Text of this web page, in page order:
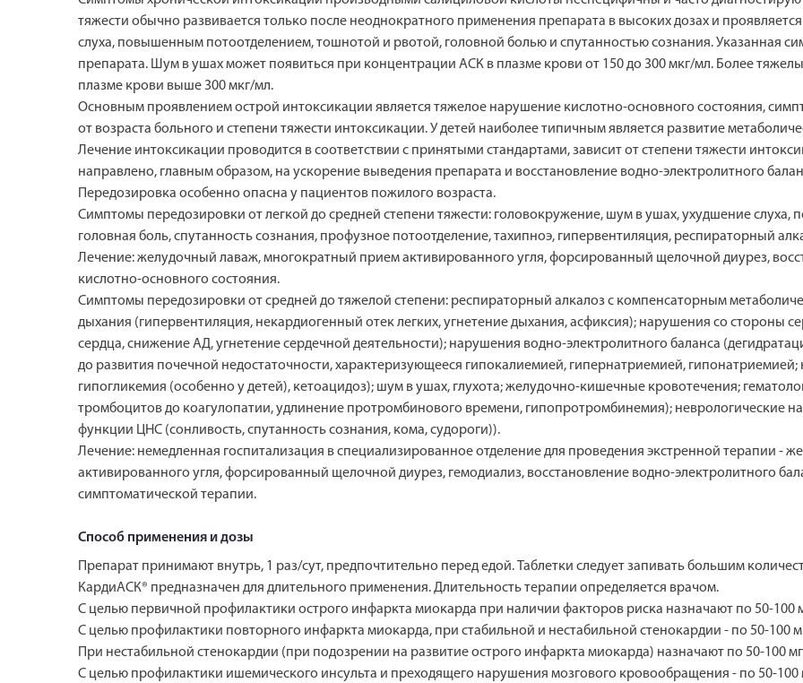
тяжести обычно развивается только после неоднократного применения препарата в высоких дозах и
слуха, повышенным потоотделением, тошнотой и рвотой, головной болью и спутанностью сознания. Указанная
препарата. Шум в ушах может появиться при концентрации АСК в плазме крови от 150 до 300 мкг/мл. Более
плазме крови выше 300 мкг/мл.
Основным проявлением острой интоксикации является тяжелое нарушение кислотно-основного состояния,
от возраста больного и степени тяжести интоксикации. У детей наиболее типичным является развитие
Лечение интоксикации проводится в соответствии с принятыми стандартами, зависит от степени тяжести
направлено, главным образом, на ускорение выведения препарата и восстановление водно-электролитного
Передозировка особенно опасна у пациентов пожилого возраста.
Симптомы передозировки от легкой до средней степени тяжести: головокружение, шум в ушах, ухудшение слуха,
головная боль, спутанность сознания, профузное потоотделение, тахипноэ, гипервентиляция, респираторный
Лечение: желудочный лаваж, многократный прием активированного угля, форсированный щелочной диурез,
кислотно-основного состояния.
Симптомы передозировки от средней до тяжелой степени: респираторный алкалоз с компенсаторным
дыхания (гипервентиляция, некардиогенный отек легких, угнетение дыхания, асфиксия); нарушения со стороны
сердца, снижение АД, угнетение сердечной деятельности); нарушения водно-электролитного баланса
до развития почечной недостаточности, характеризующееся гипокалиемией, гипернатриемией,
гипогликемия (особенно у детей), кетоацидоз); шум в ушах, глухота; желудочно-кишечные кровотечения;
тромбоцитов до коагулопатии, удлинение протромбинового времени, гипопротромбинемия); неврологические
функции ЦНС (сонливость, спутанность сознания, кома, судороги)).
Лечение: немедленная госпитализация в специализированное отделение для проведения экстренной терапии -
активированного угля, форсированный щелочной диурез, гемодиализ, восстановление водно-электролитного
симптоматической терапии.
Способ применения и дозы
Препарат принимают внутрь, 1 раз/сут, предпочтительно перед едой. Таблетки следует запивать большим
КардиАСК® предназначен для длительного применения. Длительность терапии определяется врачом.
С целью первичной профилактики острого инфаркта миокарда при наличии факторов риска назначают по 50-100
С целью профилактики повторного инфаркта миокарда, при стабильной и нестабильной стенокардии - по 50-100
При нестабильной стенокардии (при подозрении на развитие острого инфаркта миокарда) назначают по 50-100
С целью профилактики ишемического инсульта и преходящего нарушения мозгового кровообращения - по 50-100